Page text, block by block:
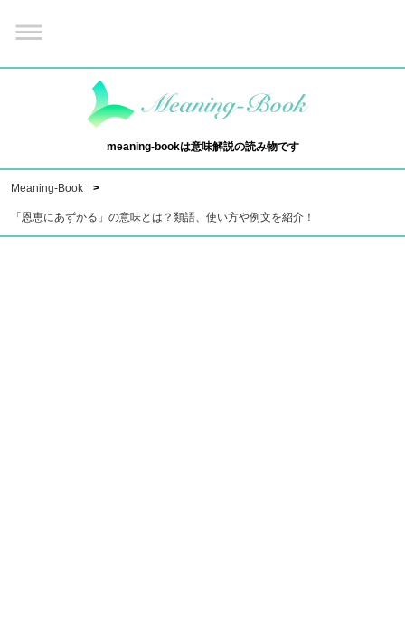
meaning-bookは意味解説の読み物です
Meaning-Book
「恩恵にあずかる」の意味とは？類語、使い方や例文を紹介！